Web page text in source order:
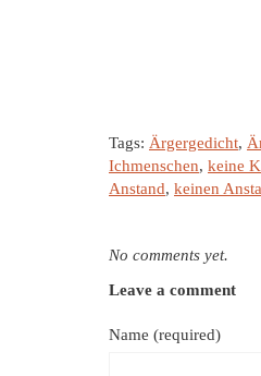
Tags: Ärgergedicht,
Ichmenschen, keine
Anstand, keinen
No comments yet.
Leave a comment
Name (required)